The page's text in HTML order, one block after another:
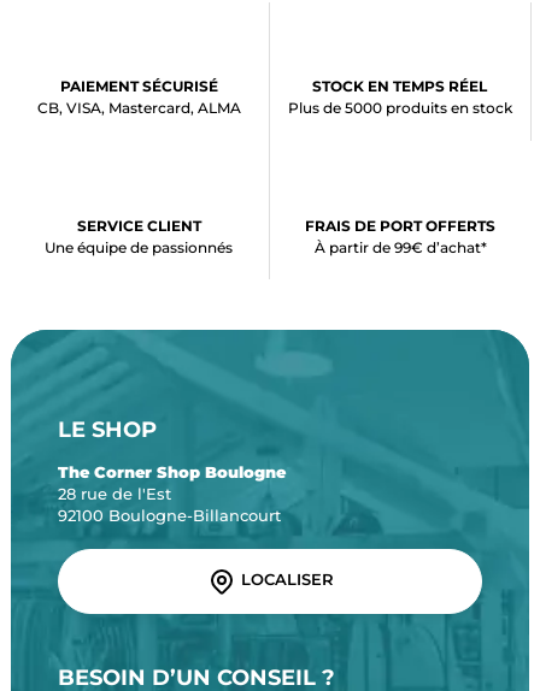
PAIEMENT SÉCURISÉ
CB, VISA, Mastercard, ALMA
STOCK EN TEMPS RÉEL
Plus de 5000 produits en stock
SERVICE CLIENT
Une équipe de passionnés
FRAIS DE PORT OFFERTS
À partir de 99€ d’achat*
LE SHOP
The Corner Shop Boulogne
28 rue de l'Est
92100 Boulogne-Billancourt
LOCALISER
BESOIN D’UN CONSEIL ?